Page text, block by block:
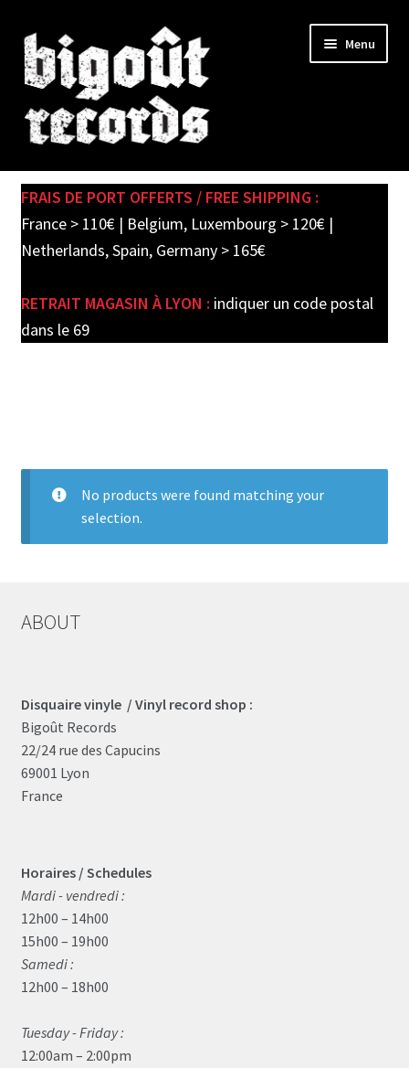
Skip
to
navigation
Skip
to
content
Menu
SHOP
child
PRE-ORDERS
FRAIS DE PORT OFFERTS / FREE SHIPPING :
France > 110€ | Belgium, Luxembourg > 120€ |
Netherlands, Spain, Germany > 165€
RETRAIT MAGASIN À LYON : indiquer un code postal
dans le 69
No products were found matching your
selection.
ABOUT
Disquaire vinyle / Vinyl record shop :
Bigoût Records
22/24 rue des Capucins
69001 Lyon
France
Horaires / Schedules
Mardi - vendredi :
12h00 – 14h00
15h00 – 19h00
Samedi :
12h00 – 18h00
Tuesday - Friday :
12:00am – 2:00pm